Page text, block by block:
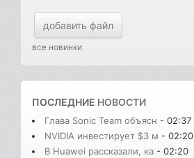
добавить файл
все новинки
ПОСЛЕДНИЕ НОВОСТИ
Глава Sonic Team объясн - 02:37
NVIDIA инвестирует $3 м - 02:20
В Huawei рассказали, ка - 02:20